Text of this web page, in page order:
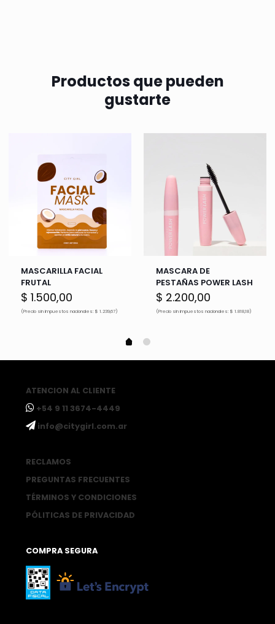
Productos que pueden
gustarte
MASCARILLA FACIAL
FRUTAL
$ 1.500,00
(Precio sin impuestos nacionales: $ 1.239,67)
MASCARA DE
PESTAÑAS POWER LASH
$ 2.200,00
(Precio sin impuestos nacionales: $ 1.818,18)
ATENCION AL CLIENTE
ㅤ+54 9 11 3674-4449
ㅤinfo@citygirl.com.ar
RECLAMOS
PREGUNTAS FRECUENTES
TÉRMINOS Y CONDICIONES
PÓLITICAS DE PRIVACIDAD
COMPRA SEGURA